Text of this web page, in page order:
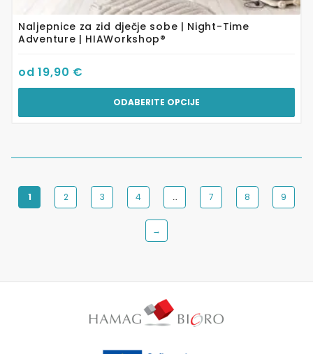
Naljepnice za zid dječje sobe | Night-Time
Adventure | HIAWorkshop®
od19,90 €
ODABERITE OPCIJE
1 2 3 4 … 7 8 9
→